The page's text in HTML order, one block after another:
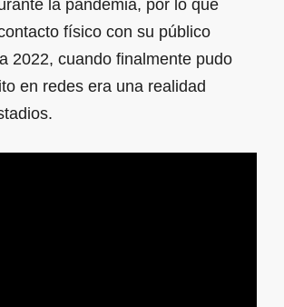
la pandemia, por lo que
físico con su público
2022, cuando finalmente pudo
en redes era una realidad